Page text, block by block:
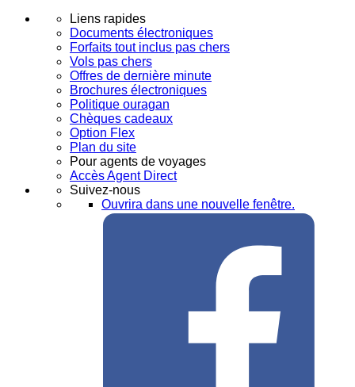
Liens rapides
Documents électroniques
Forfaits tout inclus pas chers
Vols pas chers
Offres de dernière minute
Brochures électroniques
Politique ouragan
Chèques cadeaux
Option Flex
Plan du site
Pour agents de voyages
Accès Agent Direct
Suivez-nous
Ouvrira dans une nouvelle fenêtre.